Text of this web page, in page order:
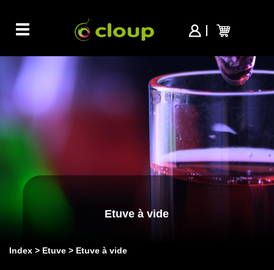
Toggle
navigation
Etuve à vide
Index Etuve Etuve à vide